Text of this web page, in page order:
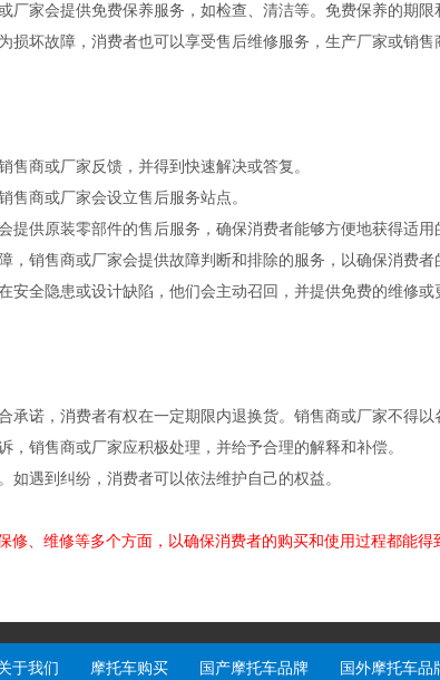
家会提供免费保养服务，如检查、清洁等。免费保养的期限
坏故障，消费者也可以享受售后维修服务，生产厂家或销售
商或厂家反馈，并得到快速解决或答复。
售商或厂家会设立售后服务站点。
供原装零部件的售后服务，确保消费者能够方便地获得适用
销售商或厂家会提供故障判断和排除的服务，以确保消费者
全隐患或设计缺陷，他们会主动召回，并提供免费的维修或
诺，消费者有权在一定期限内退换货。销售商或厂家不得以
销售商或厂家应积极处理，并给予合理的解释和补偿。
遇到纠纷，消费者可以依法维护自己的权益。
、维修等多个方面，以确保消费者的购买和使用过程都能得
于我们 摩托车购买 国产摩托车品牌 国外摩托车品